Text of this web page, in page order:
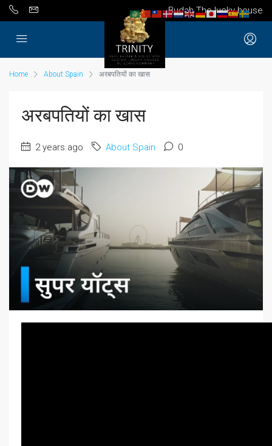
Budah The lucky house
Home About Spain अरबपतियों का खास
अरबपतियों का खास
2 years ago About Spain 0